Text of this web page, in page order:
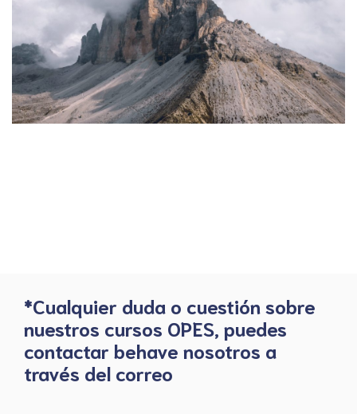
*Cualquier duda o cuestión sobre
nuestros cursos OPES, puedes
contactar behave nosotros a
través del correo